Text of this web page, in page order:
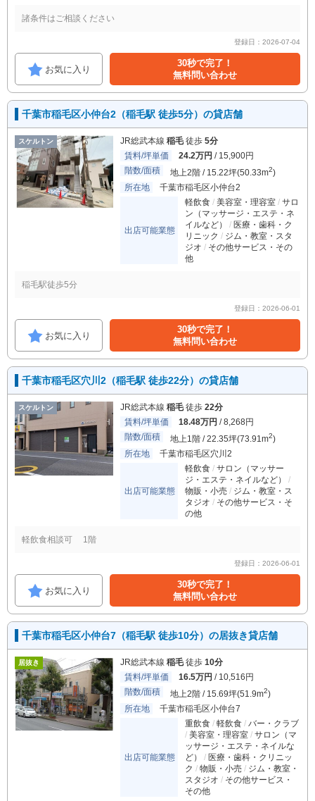
諸条件はご相談ください
登録日：2026-07-04
お気に入り
30秒で完了！
無料問い合わせ
千葉市稲毛区小仲台2（稲毛駅 徒歩5分）の貸店舗
スケルトン JR総武本線 稲毛徒歩 5分
賃料/坪単価
24.2万円 / 15,900円
階数/面積
地上2階 / 15.22坪(50.33m2)
所在地
千葉市稲毛区小仲台2
出店可能業態
軽飲食 美容室・理容室
サロ
ン（マッサージ・エステ・ネ
イルなど）
医療・歯科・ク
リニック
ジム・教室・スタ
ジオ
その他サービス・その
他
稲毛駅徒歩5分
登録日：2026-06-01
お気に入り
30秒で完了！
無料問い合わせ
千葉市稲毛区穴川2（稲毛駅 徒歩22分）の貸店舗
スケルトン JR総武本線 稲毛徒歩 22分
賃料/坪単価
18.48万円 / 8,268円
階数/面積
地上1階 / 22.35坪(73.91m2)
所在地
千葉市稲毛区穴川2
出店可能業態
軽飲食
サロン（マッサー
ジ・エステ・ネイルなど）
物販・小売
ジム・教室・ス
タジオ
その他サービス・そ
の他
軽飲食相談可 1階
登録日：2026-06-01
お気に入り
30秒で完了！
無料問い合わせ
千葉市稲毛区小仲台7（稲毛駅 徒歩10分）の居抜き貸店舗
居抜き JR総武本線 稲毛徒歩 10分
賃料/坪単価
16.5万円 / 10,516円
階数/面積
地上2階 / 15.69坪(51.9m2)
所在地
千葉市稲毛区小仲台7
出店可能業態
重飲食 軽飲食
バー・クラブ
美容室・理容室
サロン（マ
ッサージ・エステ・ネイルな
ど）
医療・歯科・クリニッ
ク
物販・小売
ジム・教室・
スタジオ
その他サービス・
その他